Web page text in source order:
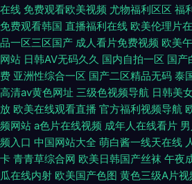
在线 免费观看欧美视频 尤物福利区区 福
免费观看韩国 直播福利在线 欧美伦理片
品一区三区国产 成人看片免费视频 欧美
网站 日韩AV无码久久 国内自拍一区 国产
费 亚洲性综合一区 国产二区精品无码 泰
高清av黄色网址 三级色视频导航 日韩美
放 欧美在线观看直播 官方福利视频导航
频网站 a色片在线视频 成年人在线看片
频入口 中国网站大全 萌白酱一线天在线
卡 青青草综合网 欧美日韩国产丝袜 午夜
瓜在线内射 欧美国产色图 黄色三级A片视